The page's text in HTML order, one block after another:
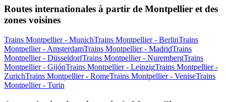
Routes internationales à partir de Montpellier et des
zones voisines
Trains Montpellier - MunichTrains Montpellier - BerlinTrains
Montpellier - AmsterdamTrains Montpellier - MadridTrains
Montpellier - DüsseldorfTrains Montpellier - NurembergTrains
Montpellier - GijónTrains Montpellier - LeipzigTrains Montpellier -
ZurichTrains Montpellier - RomeTrains Montpellier - VeniseTrains
Montpellier - Turin